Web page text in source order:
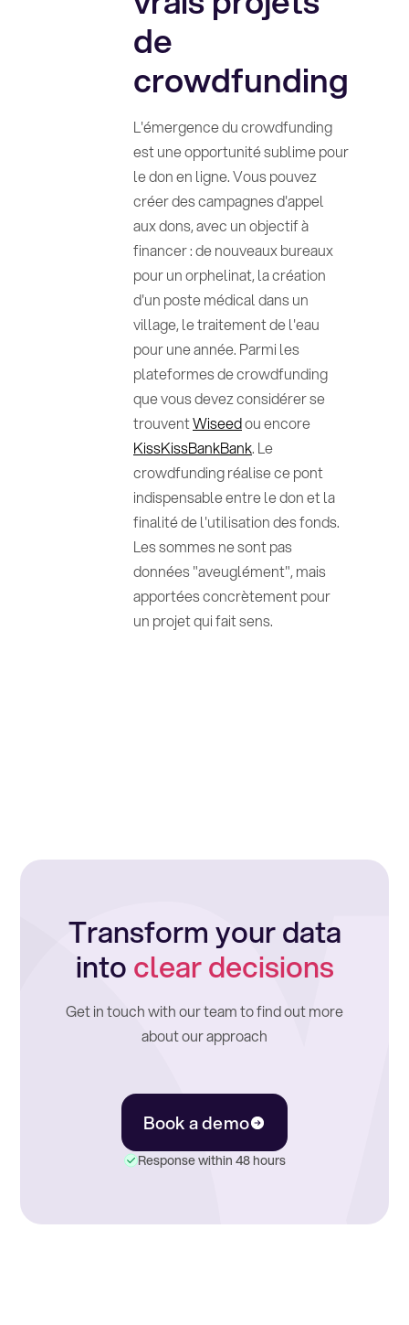
de
crowdfunding
L'émergence du crowdfunding
est une opportunité sublime pour
le don en ligne. Vous pouvez
créer des campagnes d'appel
aux dons, avec un objectif à
financer : de nouveaux bureaux
pour un orphelinat, la création
d'un poste médical dans un
village, le traitement de l'eau
pour une année. Parmi les
plateformes de crowdfunding
que vous devez considérer se
trouventWiseedou encore
KissKissBankBank. Le
crowdfunding réalise ce pont
indispensable entre le don et la
finalité de l'utilisation des fonds.
Les sommes ne sont pas
données "aveuglément", mais
apportées concrètement pour
un projet qui fait sens.
Transform your data
intoclear decisions
Get in touch with our team to find out more
about our approach
Book a demo
Response within 48 hours